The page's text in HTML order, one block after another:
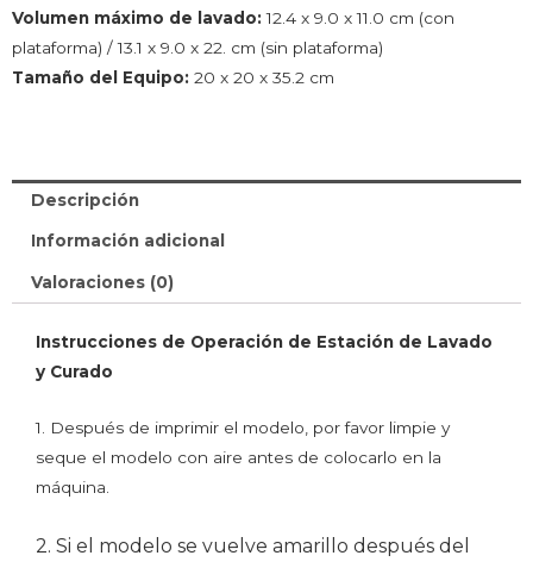
Volumen máximo de lavado:12.4 x 9.0 x 11.0 cm (con
plataforma) / 13.1 x 9.0 x 22. cm (sin plataforma)
Tamaño del Equipo: 20 x 20 x 35.2 cm
Descripción
Información adicional
Valoraciones (0)
Instrucciones de Operación de Estación de Lavado
y Curado
1. Después de imprimir el modelo, por favor limpie y
seque el modelo con aire antes de colocarlo en la
máquina.
2. Si el modelo se vuelve amarillo después del